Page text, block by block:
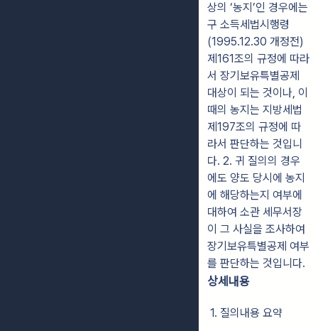
상의 ‘농지’인 경우에는
구 소득세법시행령
(1995.12.30 개정전)
제161조의 규정에 따라
서 장기보유특별공제
대상이 되는 것이나, 이
때의 농지는 지방세법
제197조의 규정에 따
라서 판단하는 것입니
다. 2. 귀 질의의 경우
에도 양도 당시에 농지
에 해당하는지 여부에
대하여 소관 세무서장
이 그 사실을 조사하여
장기보유특별공제 여부
를 판단하는 것입니다.
상세내용
1. 질의내용 요약